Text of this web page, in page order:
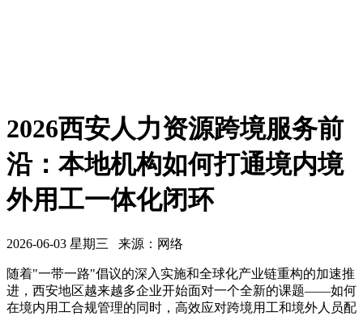
2026西安人力资源跨境服务前
沿：本地机构如何打通境内境
外用工一体化闭环
2026-06-03 星期三 来源：网络
随着"一带一路"倡议的深入实施和全球化产业链重构的加速推
进，西安地区越来越多企业开始面对一个全新的课题——如何
在境内用工合规管理的同时，高效应对跨境用工和境外人员配